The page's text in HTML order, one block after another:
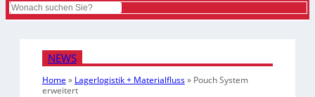
Search
NEWS
Home » Lagerlogistik + Materialfluss» Pouch System
erweitert